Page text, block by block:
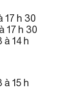
17 h 30
17 h 30
à 14 h
à 15 h